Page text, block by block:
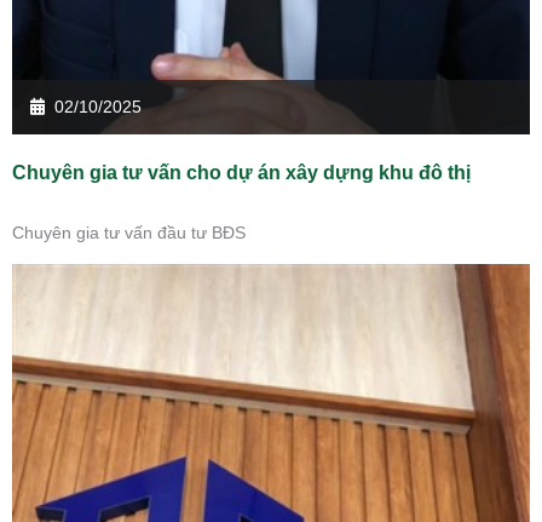
02/10/2025
Chuyên gia tư vấn cho dự án xây dựng khu đô thị
Chuyên gia tư vấn đầu tư BĐS